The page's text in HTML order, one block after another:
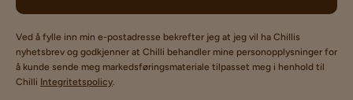
Ved å fylle inn min e-postadresse bekrefter jeg at jeg vil ha Chillis
nyhetsbrev og godkjenner at Chilli behandler mine personopplysninger for
å kunde sende meg markedsføringsmateriale tilpasset meg i henhold til
Chilli Integritetspolicy.